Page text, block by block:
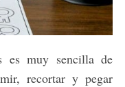
es muy sencilla de
recortar y pegar